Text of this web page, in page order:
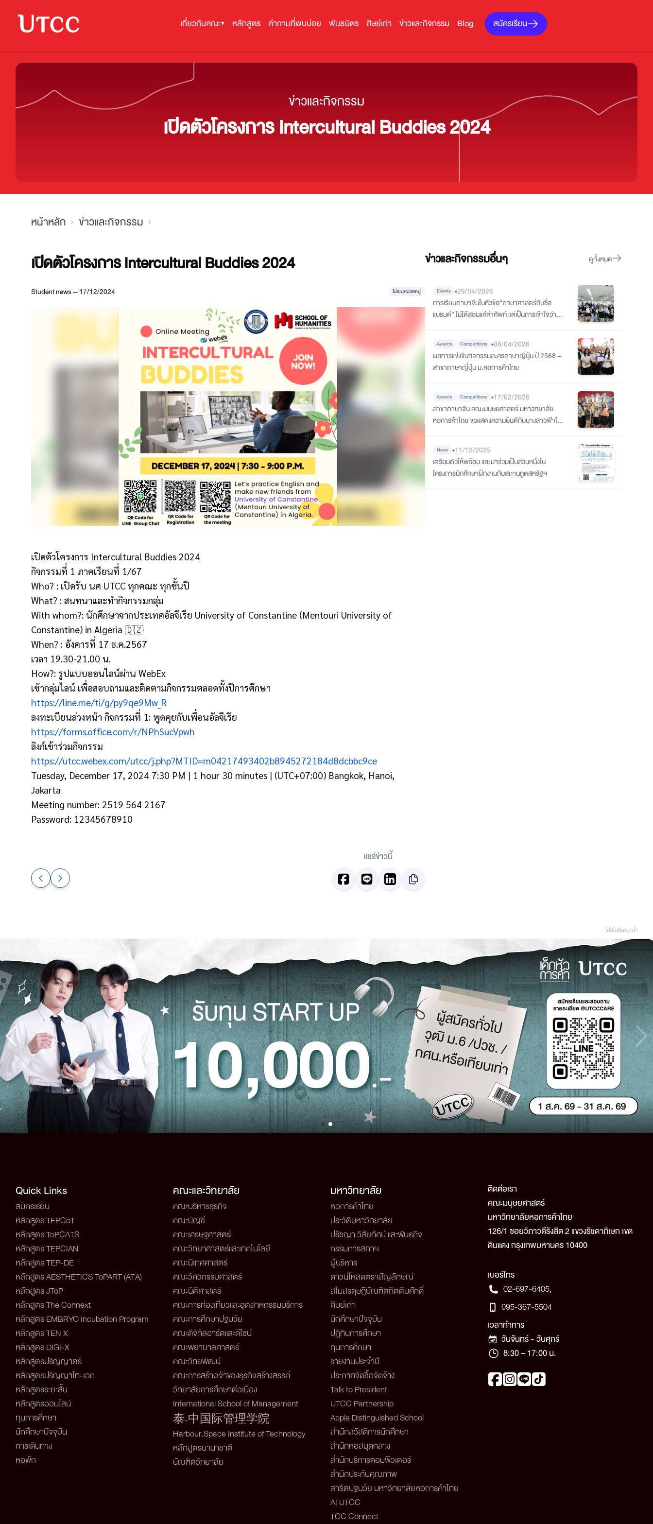
เกี่ยวกับคณะ▾ หลักสูตร คำถามที่พบบ่อย พันธมิตร ศิษย์เก่า ข่าวและกิจกรรม Blog สมัครเรียน
ข่าวและกิจกรรม
เปิดตัวโครงการ Intercultural Buddies 2024
หน้าหลัก ข่าวและกิจกรรม
เปิดตัวโครงการ Intercultural Buddies 2024
Student news — 17/12/2024 ไม่ระบุหมวดหมู่
เปิดตัวโครงการ Intercultural Buddies 2024
กิจกรรมที่ 1 ภาคเรียนที่ 1/67
Who? : เปิดรับ นศ UTCC ทุกคณะ ทุกชั้นปี
What? : สนทนาและทำกิจกรรมกลุ่ม
With whom?: นักศึกษาจากประเทศอัลจีเรีย University of Constantine (Mentouri University of
Constantine) in Algeria 🇩🇿
When? : อังคารที่ 17 ธ.ค.2567
เวลา 19.30-21.00 น.
How?: รูปแบบออนไลน์ผ่าน WebEx
เข้ากลุ่มไลน์ เพื่อสอบถามและติดตามกิจกรรมตลอดทั้งปีการศึกษา
https://line.me/ti/g/py9qe9Mw_R
ลงทะเบียนล่วงหน้า กิจกรรมที่ 1: พูดคุยกับเพื่อนอัลจีเรีย
https://forms.office.com/r/NPhSucVpwh
ลิงก์เข้าร่วมกิจกรรม
https://utcc.webex.com/utcc/j.php?MTID=m04217493402b8945272184d8dcbbc9ce
Tuesday, December 17, 2024 7:30 PM | 1 hour 30 minutes | (UTC+07:00) Bangkok, Hanoi,
Jakarta
Meeting number: 2519 564 2167
Password: 12345678910
แชร์ข่าวนี้
ข่าวและกิจกรรมอื่นๆ ดูทั้งหมด
Events •29/04/2026
การเรียนภาษาจีนในหัวข้อ“ภาษาศาสตร์กับชื่อ
แบรนด์” ไม่ได้สอนแค่คำศัพท์ แต่เป็นการเข้าใจว่า
Awards Competitions •08/04/2026
ผลการแข่งขันกิจกรรมละครภาษาญี่ปุ่น ปี 2568 –
สาขาภาษาญี่ปุ่น ม.หอการค้าไทย
Awards Competitions •17/02/2026
สาขาภาษาจีน คณะมนุษยศาสตร์ มหาวิทยาลัย
หอการค้าไทย ขอแสดงความยินดีกับนางสาวฟ้าใส
อุดมศึกษา
News •11/12/2025
เตรียมตัวให้พร้อม และมาร่วมเป็นส่วนหนึ่งใน
โครงการนักศึกษาฝึกงานกับสถานทูตสหรัฐฯ
โปรโมชั่นแนะนํา
Quick Links
สมัครเรียน
หลักสูตร TEPCoT
หลักสูตร ToPCATS
หลักสูตร TEPCIAN
หลักสูตร TEP-DE
หลักสูตร AESTHETICS ToPART (ATA)
หลักสูตร JToP
หลักสูตร The Connext
หลักสูตร EMBRYO Incubation Program
หลักสูตร TEN X
หลักสูตร DIGI-X
หลักสูตรปริญญาตรี
หลักสูตรปริญญาโท-เอก
หลักสูตรระยะสั้น
หลักสูตรออนไลน์
ทุนการศึกษา
นักศึกษาปัจจุบัน
การเดินทาง
หอพัก
คณะและวิทยาลัย
คณะบริหารธุรกิจ
คณะบัญชี
คณะเศรษฐศาสตร์
คณะวิทยาศาสตร์และเทคโนโลยี
คณะนิเทศศาสตร์
คณะวิศวกรรมศาสตร์
คณะนิติศาสตร์
คณะการท่องเที่ยวและอุตสาหกรรมบริการ
คณะการศึกษาปฐมวัย
คณะดิจิทัลอาร์ตและดีไซน์
คณะพยาบาลศาสตร์
คณะวิทยพัฒน์
คณะการสร้างเจ้าของธุรกิจสร้างสรรค์
วิทยาลัยการศึกษาต่อเนื่อง
International School of Management
泰-中国际管理学院
Harbour.Space Institute of Technology
หลักสูตรนานาชาติ
บัณฑิตวิทยาลัย
มหาวิทยาลัย
หอการค้าไทย
ประวัติมหาวิทยาลัย
ปรัชญา วิสัยทัศน์ และพันธกิจ
กรรมการสภาฯ
ผู้บริหาร
ดาวน์โหลดตราสัญลักษณ์
สโมสรดุษฎีบัณฑิตกิตติมศักดิ์
ศิษย์เก่า
นักศึกษาปัจจุบัน
ปฏิทินการศึกษา
ทุนการศึกษา
รายงานประจำปี
ประกาศจัดซื้อจัดจ้าง
Talk to President
UTCC Partnership
Apple Distinguished School
สำนักสวัสดิการนักศึกษา
สำนักหอสมุดกลาง
สำนักบริการคอมพิวเตอร์
สำนักประกันคุณภาพ
สาธิตปฐมวัย มหาวิทยาลัยหอการค้าไทย
AI UTCC
TCC Connect
ติดต่อเรา
คณะมนุษยศาสตร์
มหาวิทยาลัยหอการค้าไทย
126/1 ซอยวิภาวดีรังสิต 2 แขวงรัชดาภิเษก เขต
ดินแดง กรุงเทพมหานคร 10400
เบอร์โทร
02-697-6405,
095-367-5504
เวลาทำการ
วันจันทร์ - วันศุกร์
8:30 – 17:00 น.